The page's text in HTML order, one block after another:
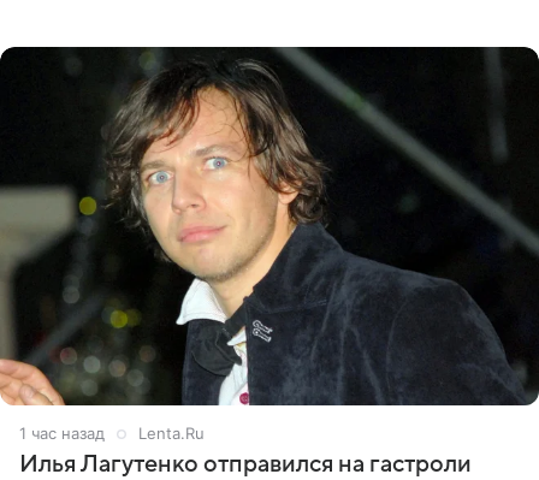
1 час назад Lenta.Ru
Илья Лагутенко отправился на гастроли